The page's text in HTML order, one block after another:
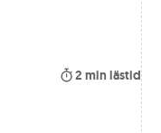
2 min lästid